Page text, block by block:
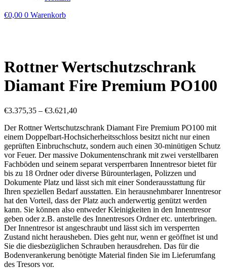
€0,00 0 Warenkorb
Rottner Wertschutzschrank
Diamant Fire Premium PO100
€3.375,35 – €3.621,40
Der Rottner Wertschutzschrank Diamant Fire Premium PO100 mit
einem Doppelbart-Hochsicherheitsschloss besitzt nicht nur einen
geprüften Einbruchschutz, sondern auch einen 30-minütigen Schutz
vor Feuer. Der massive Dokumentenschrank mit zwei verstellbaren
Fachböden und seinem separat versperrbaren Innentresor bietet für
bis zu 18 Ordner oder diverse Bürounterlagen, Polizzen und
Dokumente Platz und lässt sich mit einer Sonderausstattung für
Ihren speziellen Bedarf ausstatten. Ein herausnehmbarer Innentresor
hat den Vorteil, dass der Platz auch anderwertig genützt werden
kann. Sie können also entweder Kleinigkeiten in den Innentresor
geben oder z.B. anstelle des Innentresors Ordner etc. unterbringen.
Der Innentresor ist angeschraubt und lässt sich im versperrten
Zustand nicht herausheben. Dies geht nur, wenn er geöffnet ist und
Sie die diesbezüglichen Schrauben herausdrehen. Das für die
Bodenverankerung benötigte Material finden Sie im Lieferumfang
des Tresors vor.